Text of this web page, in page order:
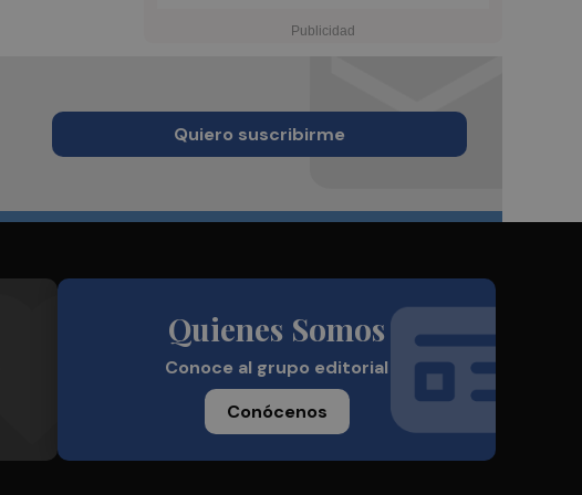
Quiero suscribirme
Quienes Somos
Conoce al grupo editorial
Conócenos